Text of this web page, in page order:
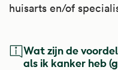
huisarts en/of
Wat zijn de
als ik kanker heb